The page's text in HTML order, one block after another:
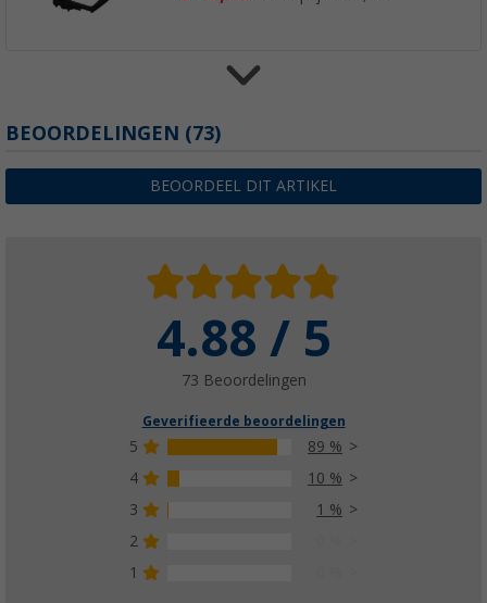
Fiamma luifelroller voor luifel F45s / F45s
€ 71,-
BEOORDELINGEN (73)
BEOORDEEL DIT ARTIKEL
4.88 / 5
73 Beoordelingen
Geverifieerde beoordelingen
5
89 %
4
10 %
3
1 %
2
1